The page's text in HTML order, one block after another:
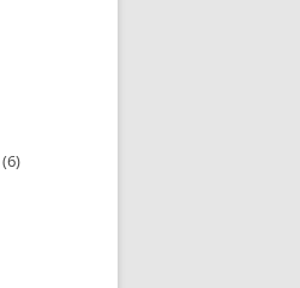
(6)